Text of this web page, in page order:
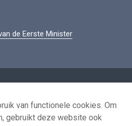
de Eerste Minister
voor het hergebruik
ons
van functionele cookies. Om
gebruikt deze website ook